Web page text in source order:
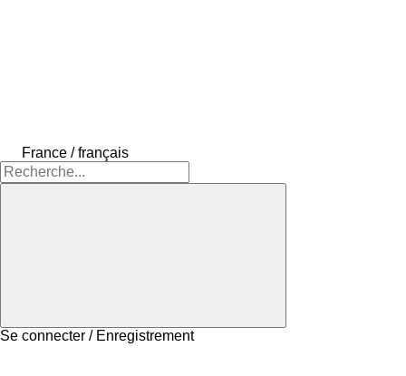
France / français
Se connecter / Enregistrement